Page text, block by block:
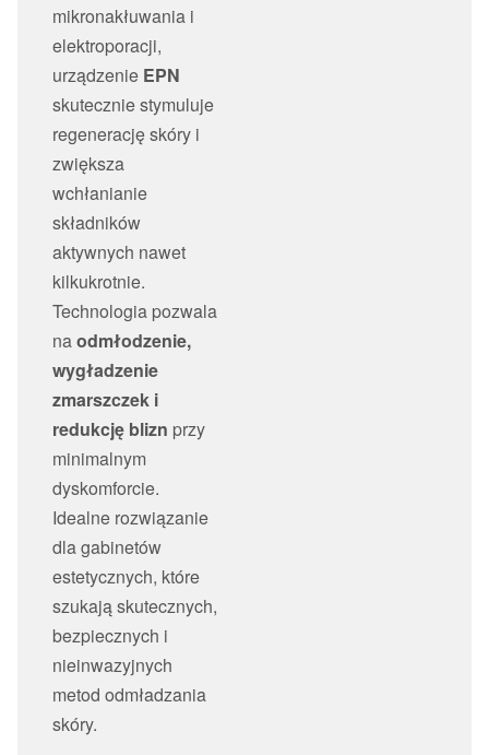
mikronakłuwania i
elektroporacji,
urządzenie EPN
skutecznie stymuluje
regenerację skóry i
zwiększa
wchłanianie
składników
aktywnych nawet
kilkukrotnie.
Technologia pozwala
naodmłodzenie,
wygładzenie
zmarszczek i
redukcję blizn przy
minimalnym
dyskomforcie.
Idealne rozwiązanie
dla gabinetów
estetycznych, które
szukają skutecznych,
bezpiecznych i
nieinwazyjnych
metod odmładzania
skóry.